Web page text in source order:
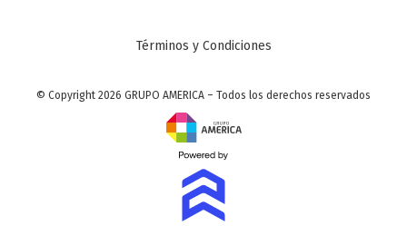
Términos y Condiciones
© Copyright 2026 GRUPO AMERICA – Todos los derechos reservados